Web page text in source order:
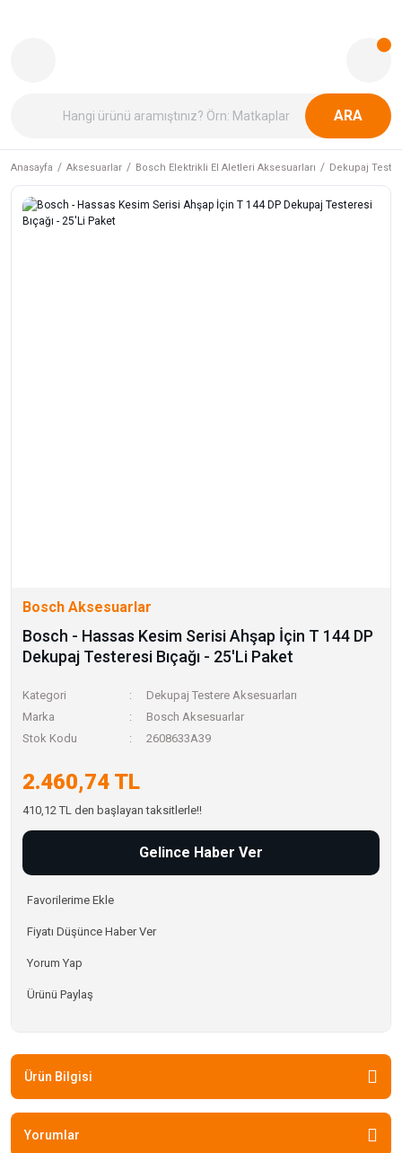
ARA
Anasayfa Aksesuarlar Bosch Elektrikli El Aletleri Aksesuarları Dekupaj
Bosch Aksesuarlar
Bosch - Hassas Kesim Serisi Ahşap İçin T 144 DP
Dekupaj Testeresi Bıçağı - 25'Li Paket
Kategori
Dekupaj Testere Aksesuarları
Marka
Bosch Aksesuarlar
Stok Kodu
2608633A39
2.460,74 TL
410,12 TL den başlayan taksitlerle!!
Gelince Haber Ver
Fiyatı Düşünce Haber Ver
Yorum Yap
Ürünü Paylaş
Ürün Bilgisi
Yorumlar